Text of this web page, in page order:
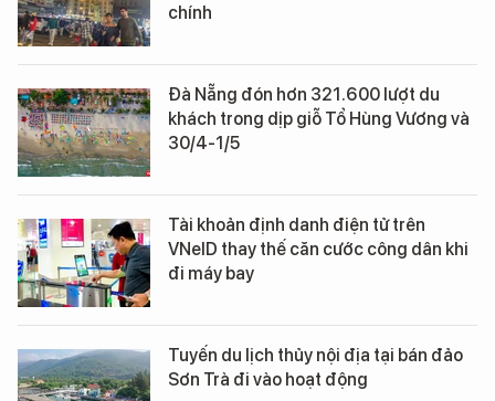
chính
Đà Nẵng đón hơn 321.600 lượt du
khách trong dịp giỗ Tổ Hùng Vương và
30/4-1/5
Tài khoản định danh điện tử trên
VNeID thay thế căn cước công dân khi
đi máy bay
Tuyến du lịch thủy nội địa tại bán đảo
Sơn Trà đi vào hoạt động